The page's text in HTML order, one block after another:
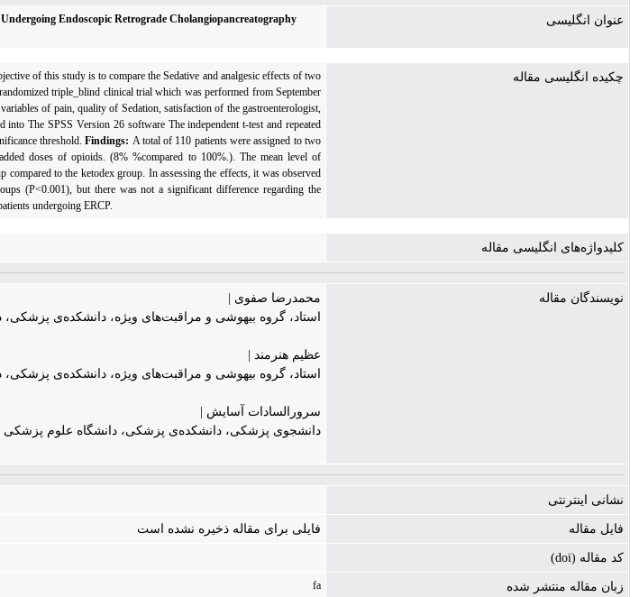
عنوان انگلیسی
Endoscopic Retrograde Cholangiopancreatography
چکیده انگلیسی مقاله
of this study is to compare the Sedative and analgesic effects of two
triple_blind clinical trial which was performed from September
of pain, quality of Sedation, satisfaction of the gastroenterologist,
The SPSS Version 26 software The independent t-test and repeated
threshold. Findings: A total of 110 patients were assigned to two
doses of opioids. (8% %compared to 100%.). The mean level of
to the ketodex group. In assessing the effects, it was observed
(P<0.001), but there was not a significant difference regarding the
undergoing ERCP.
کلیدواژه‌های انگلیسی مقاله
نویسندگان مقاله
محمدرضا صفوی |
استاد، گروه بیهوشی و مراقبت‌های ویژه، دانشکده‌ی
عظیم هنرمند |
استاد، گروه بیهوشی و مراقبت‌های ویژه، دانشکده‌ی
سرورالسادات آسایش |
دانشجوی پزشکی، دانشکده‌ی پزشکی، دانشگاه علوم پزشکی
نشانی اینترنتی
فایل مقاله فایلی برای مقاله ذخیره نشده است
کد مقاله (doi)
زبان مقاله منتشر شده fa